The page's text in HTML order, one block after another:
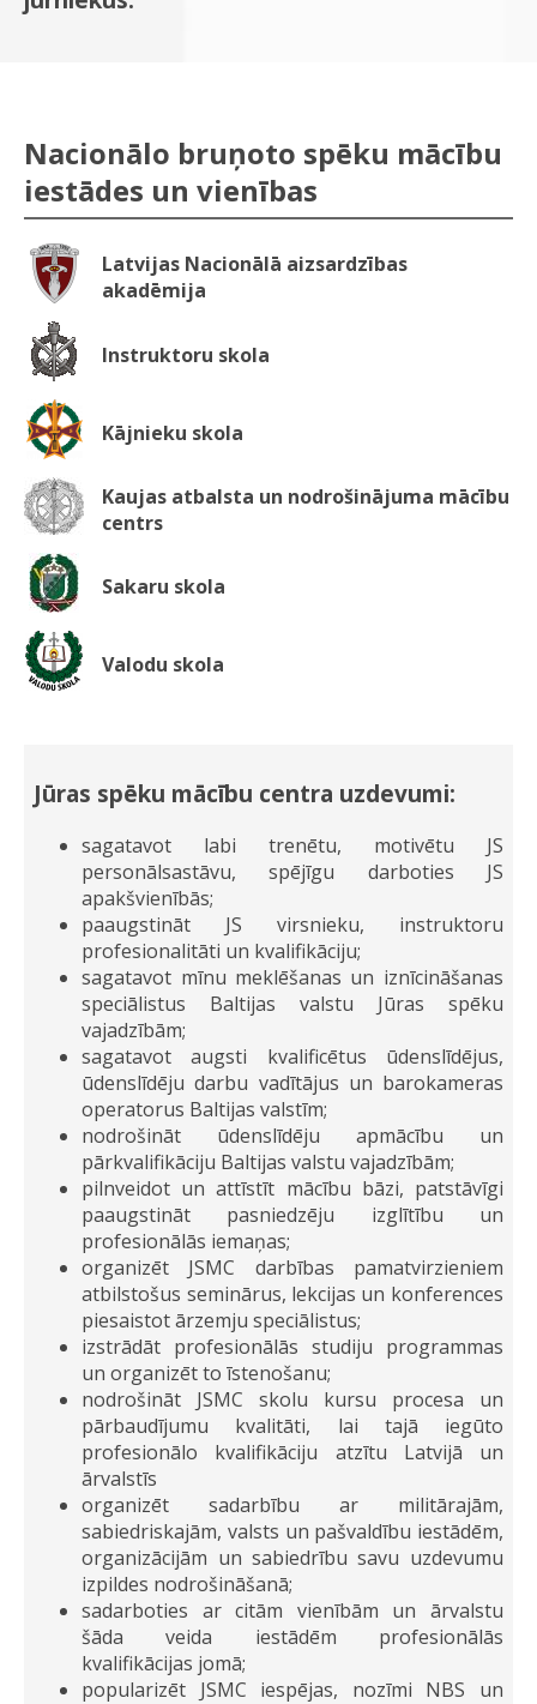
Nacionālo bruņoto spēku mācību
iestādes un vienības
Latvijas Nacionālā aizsardzības
akadēmija
Instruktoru skola
Kājnieku skola
Kaujas atbalsta un nodrošinājuma mācību
centrs
Sakaru skola
Valodu skola
Jūras spēku mācību centra uzdevumi:
sagatavot labi trenētu, motivētu JS
personālsastāvu, spējīgu darboties JS
apakšvienībās;
paaugstināt JS virsnieku, instruktoru
profesionalitāti un kvalifikāciju;
sagatavot mīnu meklēšanas un iznīcināšanas
speciālistus Baltijas valstu Jūras spēku
vajadzībām;
sagatavot augsti kvalificētus ūdenslīdējus,
ūdenslīdēju darbu vadītājus un barokameras
operatorus Baltijas valstīm;
nodrošināt ūdenslīdēju apmācību un
pārkvalifikāciju Baltijas valstu vajadzībām;
pilnveidot un attīstīt mācību bāzi, patstāvīgi
paaugstināt pasniedzēju izglītību un
profesionālās iemaņas;
organizēt JSMC darbības pamatvirzieniem
atbilstošus seminārus, lekcijas un konferences
piesaistot ārzemju speciālistus;
izstrādāt profesionālās studiju programmas
un organizēt to īstenošanu;
nodrošināt JSMC skolu kursu procesa un
pārbaudījumu kvalitāti, lai tajā iegūto
profesionālo kvalifikāciju atzītu Latvijā un
ārvalstīs
organizēt sadarbību ar militārajām,
sabiedriskajām, valsts un pašvaldību iestādēm,
organizācijām un sabiedrību savu uzdevumu
izpildes nodrošināšanā;
sadarboties ar citām vienībām un ārvalstu
šāda veida iestādēm profesionālās
kvalifikācijas jomā;
popularizēt JSMC iespējas, nozīmi NBS un